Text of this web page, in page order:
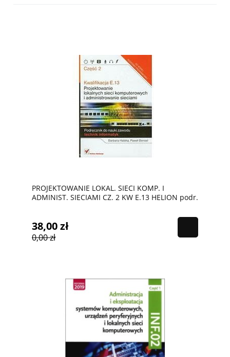
PROJEKTOWANIE LOKAL. SIECI KOMP. I
ADMINIST. SIECIAMI CZ. 2 KW E.13 HELION podr.
38,00 zł
0,00 zł